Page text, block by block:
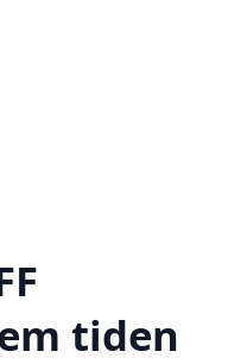
tiden